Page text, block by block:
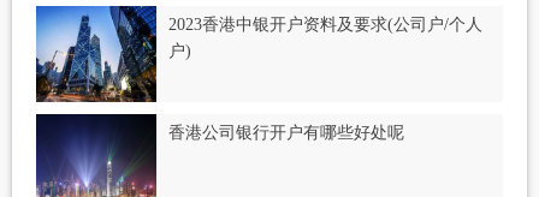
2023香港中银开户资料及要求(公司户/个人
户)
香港公司银行开户有哪些好处呢